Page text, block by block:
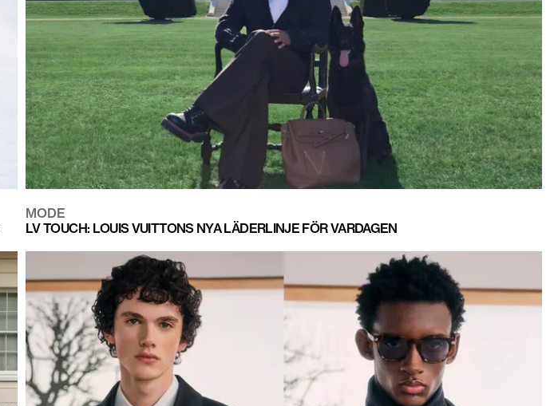
MODE
LV TOUCH: LOUIS VUITTONS NYA LÄDERLINJE FÖR VARDAGEN